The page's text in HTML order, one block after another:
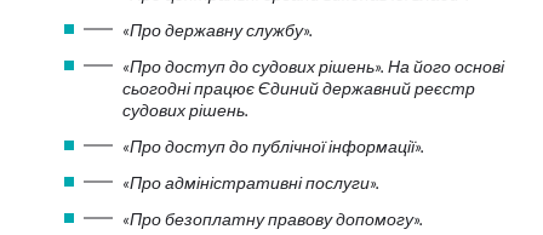
«Про державну службу».
«Про доступ до судових рішень». На його основі
сьогодні працює Єдиний державний реєстр
судових рішень.
«Про доступ до публічної інформації».
«Про адміністративні послуги».
«Про безоплатну правову допомогу».